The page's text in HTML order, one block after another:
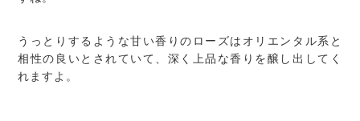
うっとりするような甘い香りのローズはオリエンタル系と
相性の良いとされていて、深く上品な香りを醸し出してく
れますよ。